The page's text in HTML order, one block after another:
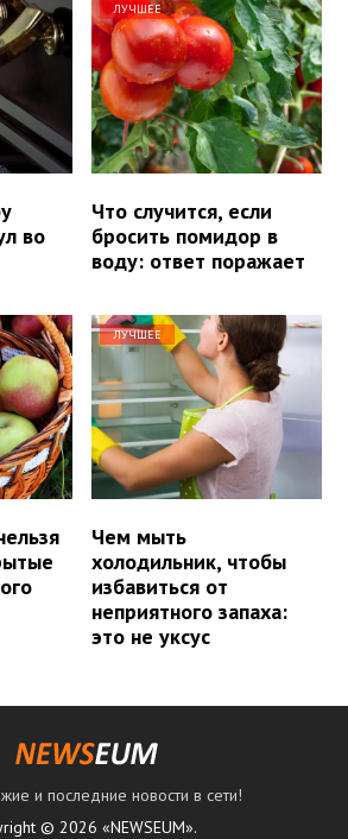
во
ЛУЧШЕЕ
Что случится, если
бросить помидор в
воду: ответ поражает
ЛУЧШЕЕ
Чем мыть
холодильник, чтобы
избавиться от
неприятного запаха:
это не уксус
и последние новости в сети!
© 2026 «NEWSEUM».